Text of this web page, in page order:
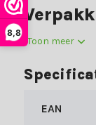
8,8
De set bestaat
De tuinset
Teakhout
Toon meer
EAN